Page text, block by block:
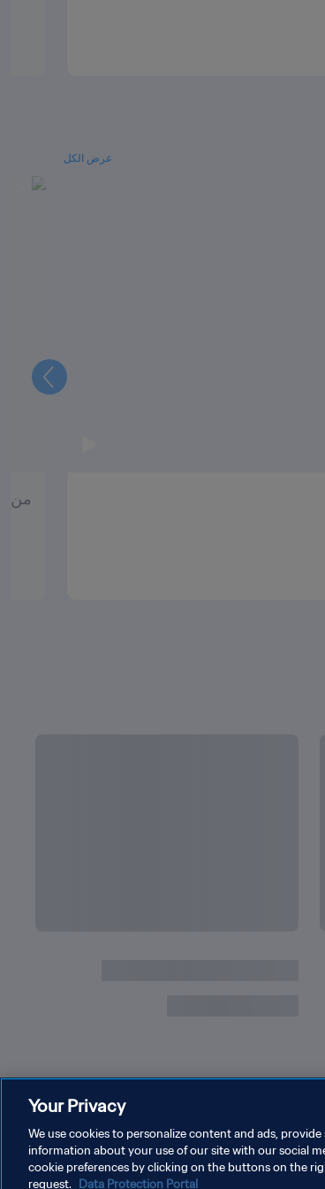
عرض الكل
من
التالي
Your Privacy
We use cookies to personalize content and ads,
information about your use of our site with our social
cookie preferences by clicking on the buttons on the
request. Data Protection Portal